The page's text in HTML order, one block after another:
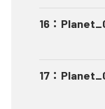
16 ：
17 ：